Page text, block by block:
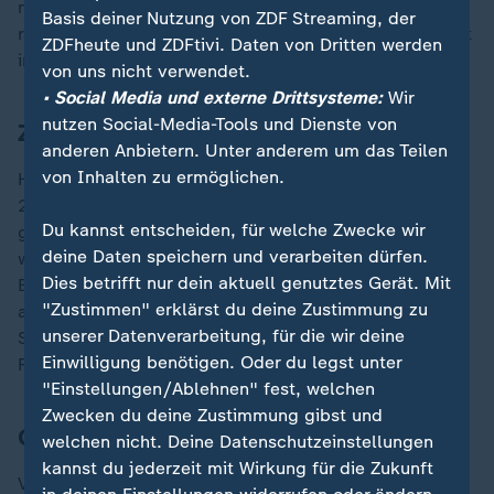
mit Spannung erwartet, insbesondere angesichts der
radikalen Zollpolitik, die Trump seit seinem Amtsantritt
im Januar verfolgt.
Zahl des Tages
Heute ist Tag gegen Lärm. Nach der Lärmkartierung
2022 waren nachts
gesundheitsschädlichem Lärm betroffen. Tagsüber
waren nach der Lärmkartierung 26,3 Prozent der
Bevölkerung einem Lärmpegel von über 55 Dezibel
ausgesetzt. Die verbreitetste Lärmquelle ist der
Straßenverkehr. Fluglärm spielt in der
Flächenbetrachtung kaum eine Rolle.
Gesagt
Vor 50 Jahren endete der Vietnamkrieg. Nordvietnam
Basis deiner Nutzung von ZDF Streaming, der
ZDFheute und ZDFtivi. Daten von Dritten werden
von uns nicht verwendet.
• Social Media und externe Drittsysteme:Wir
nutzen Social-Media-Tools und Dienste von
anderen Anbietern. Unter anderem um das Teilen
von Inhalten zu ermöglichen.
Du kannst entscheiden, für welche Zwecke wir
deine Daten speichern und verarbeiten dürfen.
Dies betrifft nur dein aktuell genutztes Gerät. Mit
"Zustimmen" erklärst du deine Zustimmung zu
unserer Datenverarbeitung, für die wir deine
Einwilligung benötigen. Oder du legst unter
"Einstellungen/Ablehnen" fest, welchen
Zwecken du deine Zustimmung gibst und
welchen nicht. Deine Datenschutzeinstellungen
kannst du jederzeit mit Wirkung für die Zukunft